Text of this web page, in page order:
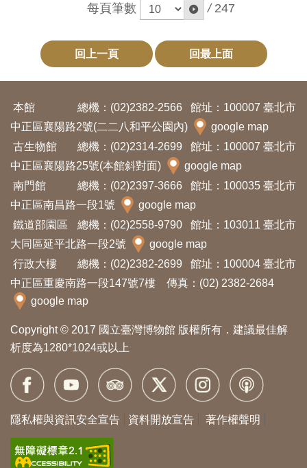
回
首
頁
友
善
措
施
服
務
覽
En
h
日
語
每頁筆數 / 247
回上一頁 回最上面
本館 總機：(02)2382-2566
館址：100007 臺北市
中正區襄陽路2號(二二八和平公園內)
google map
古生物館
總機：(02)2314-2699
館址：100007 臺北市
中正區襄陽路25號(本館斜對面)
google map
南門館
總機：(02)2397-3666
館址：100035 臺北市
中正區南昌路一段1號
google map
鐵道部園區
總機：(02)2558-9790
館址：103011 臺北市
大同區延平北路一段2號
google map
行政大樓
總機：(02)2382-2699
館址：100004 臺北市
中正區重慶南路一段147號7樓 傳真：(02) 2382-2684
google map
Copyright © 2017 國立臺灣博物館 版權所有．建議最佳解
析度為1280*1024或以上
隱私權與資訊安全宣告 資料開放宣告 著作權聲明